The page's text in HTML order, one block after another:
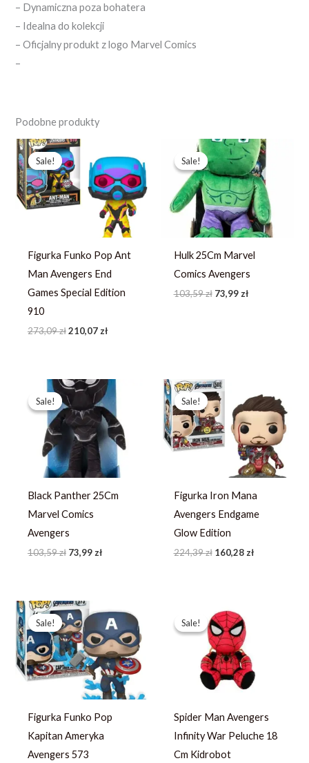
– Dynamiczna poza bohatera
– Idealna do kolekcji
– Oficjalny produkt z logo Marvel Comics
–
Podobne produkty
Sale!
Sale!
Figurka Funko Pop Ant
Man Avengers End
Games Special Edition
910
273,09zł
Pierwotna
cena
wynosiła:
273,09 zł.
210,07 zł
cena
wynosi:
210,07 zł.
Sale!
Sale!
Hulk 25Cm Marvel
Comics Avengers
103,59zł
Pierwotna
cena
wynosiła:
103,59 zł.
73,99 zł
Aktualna
cena
wynosi:
73,99 zł.
Sale!
Sale!
Black Panther 25Cm
Marvel Comics
Avengers
103,59zł
Pierwotna
cena
wynosiła:
103,59 zł.
73,99zł
Aktualna
cena
wynosi:
73,99 zł.
Sale!
Sale!
Figurka Iron Mana
Avengers Endgame
Glow Edition
224,39zł
Pierwotna
cena
wynosiła:
224,39 zł.
160,28zł
cena
wynosi:
160,28 zł.
Sale!
Sale!
Figurka Funko Pop
Kapitan Ameryka
Avengers 573
Pierwotna
cena
wynosiła:
253,49 zł.
cena
wynosi:
194,99 zł.
Sale!
Sale!
Spider Man Avengers
Infinity War Peluche 18
Cm Kidrobot
cena
wynosiła:
128,79 zł.